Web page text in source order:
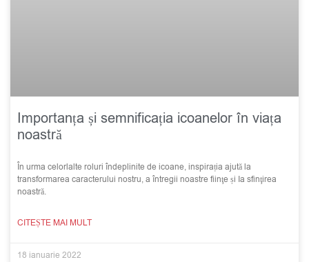
Importanța și semnificația icoanelor în viața
noastră
În urma celorlalte roluri îndeplinite de icoane, inspirația ajută la
transformarea caracterului nostru, a întregii noastre fiinţe și Ia sfinţirea
noastră.
CITEȘTE MAI MULT
18 ianuarie 2022